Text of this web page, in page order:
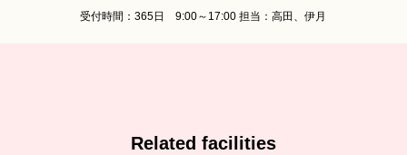
受付時間：365日 9:00～17:00 担当：高田、伊月
Related facilities